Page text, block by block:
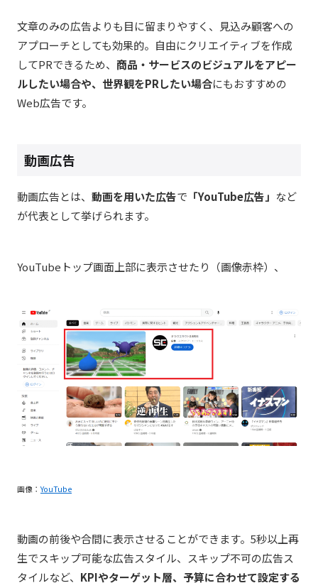
文章のみの広告よりも目に留まりやすく、見込み顧客への
アプローチとしても効果的。自由にクリエイティブを作成
してPRできるため、 商品・サービスのビジュアルをアピー
ルしたい場合や、世界観をPRしたい場合にもおすすめの
Web広告です。
動画広告
動画広告とは、 動画を用いた広告で 「YouTube広告」 など
が代表として挙げられます。
YouTubeトップ画面上部に表示させたり（画像赤枠）、
画像：YouTube
動画の前後や合間に表示させることができます。5秒以上再
生でスキップ可能な広告スタイル、スキップ不可の広告ス
タイルなど、 KPIやターゲット層、予算に合わせて設定する